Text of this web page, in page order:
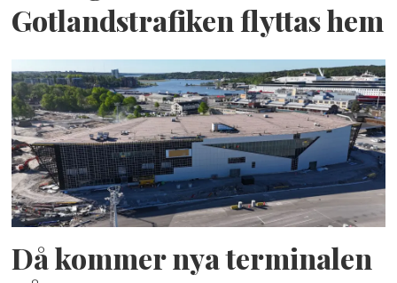
Gotlandstrafiken flyttas hem
Då kommer nya terminalen